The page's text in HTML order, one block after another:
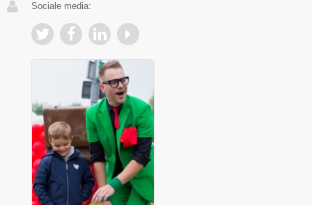
Sociale media: